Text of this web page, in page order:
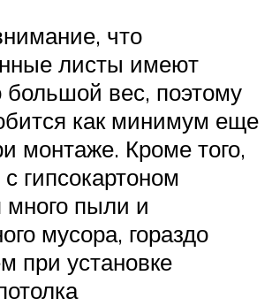
что
листы имеют
большой вес, поэтому
как минимум еще
монтаже. Кроме того,
гипсокартоном
много пыли и
мусора, гораздо
при установке